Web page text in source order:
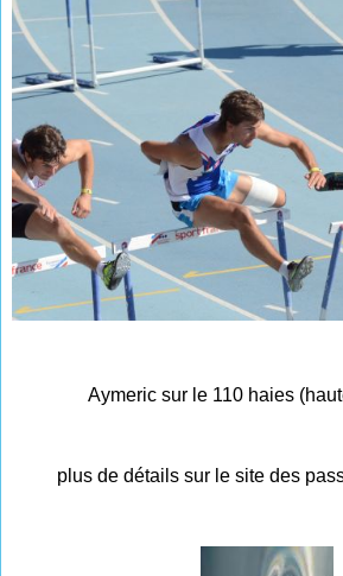
Aymeric sur le 110 haies
plus de détails sur le site des